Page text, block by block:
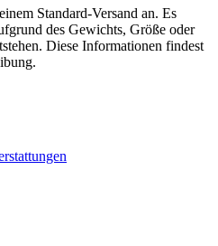
Standard-Versand an. Es
des Gewichts, Größe oder
Diese Informationen findest